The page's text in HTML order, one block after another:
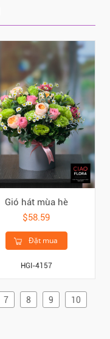
Gió hát mùa hè
$58.59
Đặt mua
HGI-4157
7 8 9 10